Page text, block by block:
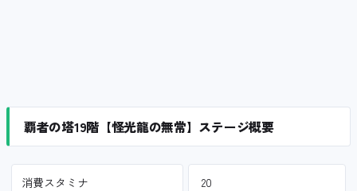
覇者の塔19階【怪光龍の無常】ステージ概要
消費スタミナ 20